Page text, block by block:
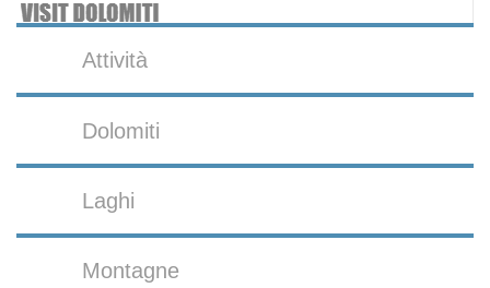
Attività
Dolomiti
Laghi
Montagne